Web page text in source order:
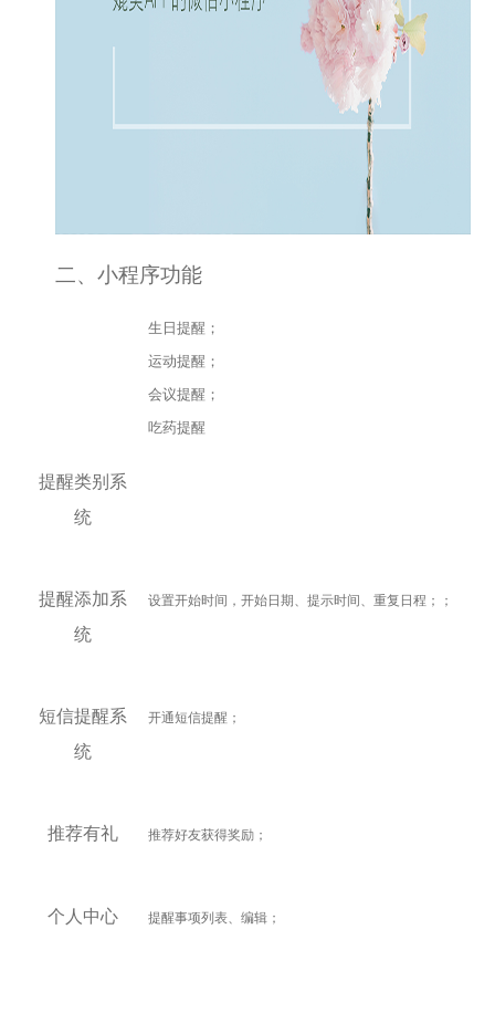
二、小程序功能
提醒类别系
统
生日提醒；
运动提醒；
会议提醒；
吃药提醒
提醒添加系
统
设置开始时间，开始日期、提示时间、重复日程； ；
短信提醒系
统
开通短信提醒；
推荐有礼 推荐好友获得奖励；
个人中心 提醒事项列表、编辑；